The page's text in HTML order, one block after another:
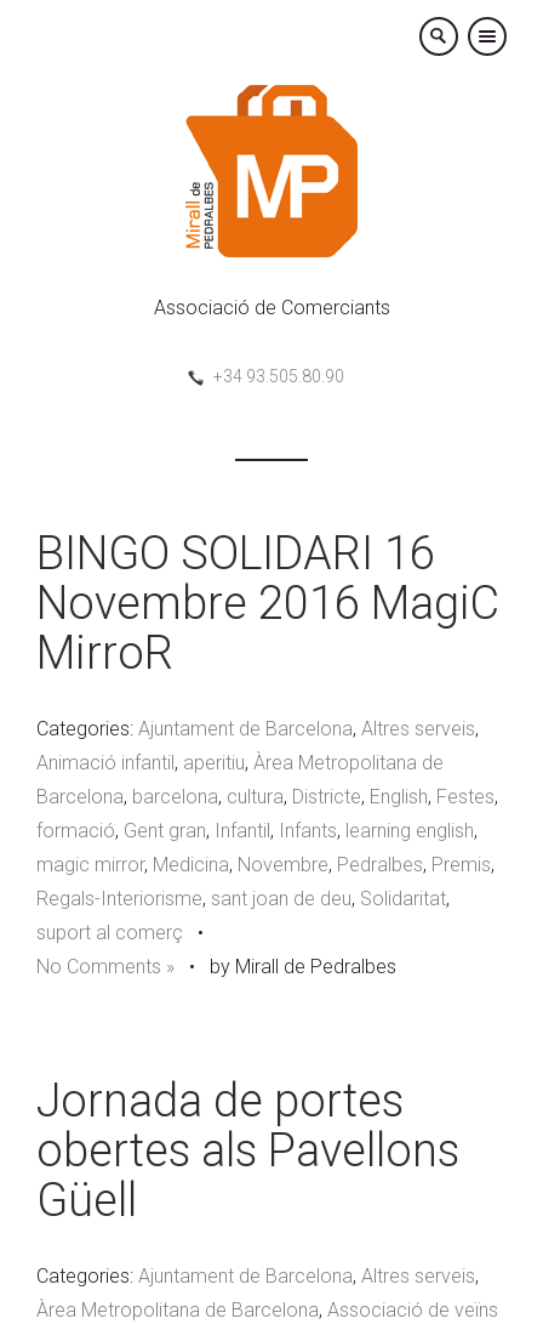
×
Associació de Comerciants
+34 93.505.80.90
BINGO SOLIDARI 16
Novembre 2016 MagiC
MirroR
Categories: Ajuntament de Barcelona, Altres serveis,
Animació infantil, aperitiu, Àrea Metropolitana de
Barcelona, barcelona, cultura, Districte, English, Festes,
formació, Gent gran, Infantil, Infants, learning english,
magic mirror, Medicina, Novembre, Pedralbes, Premis,
Regals-Interiorisme, sant joan de deu, Solidaritat,
suport al comerç •
No Comments » • by Mirall de Pedralbes
Jornada de portes
obertes als Pavellons
Güell
Categories: Ajuntament de Barcelona, Altres serveis,
Àrea Metropolitana de Barcelona, Associació de veïns